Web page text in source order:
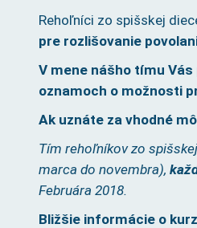
Rehoľníci zo spišskej
pre rozlišovanie
V mene nášho tímu
oznamoch o možnosti
Ak uznáte za vhodné
Tím rehoľníkov zo
marca do novembra),
Februára 2018.
Bližšie informácie o